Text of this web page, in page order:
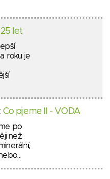
let
roku je
pijeme II - VODA
po
než